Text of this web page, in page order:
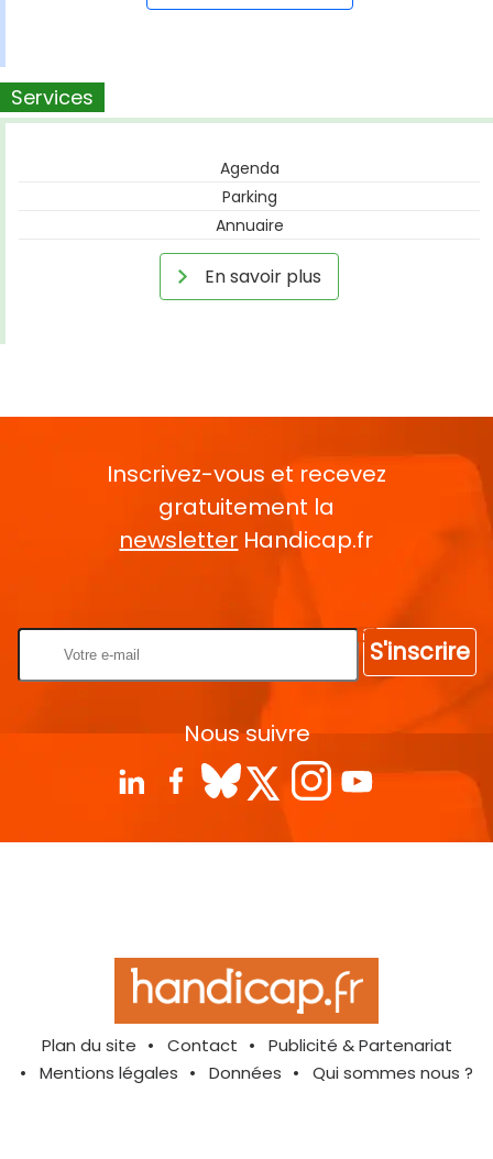
Services
Agenda
Parking
Annuaire
En savoir plus
Inscrivez-vous et recevez
gratuitement la
newsletter Handicap.fr
S'inscrire
Nous suivre
Plan du site Contact
Publicité & Partenariat
Mentions légales
Données Qui sommes nous ?